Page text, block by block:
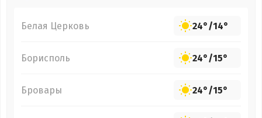
Белая Церковь 24°/14°
Борисполь 24°/15°
Бровары 24°/15°